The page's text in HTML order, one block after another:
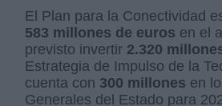
El Plan para la Conectividad
583 millones de euros en el
previsto invertir 2.320
Estrategia de Impulso de la
cuenta con 300 millones en
Generales del Estado para